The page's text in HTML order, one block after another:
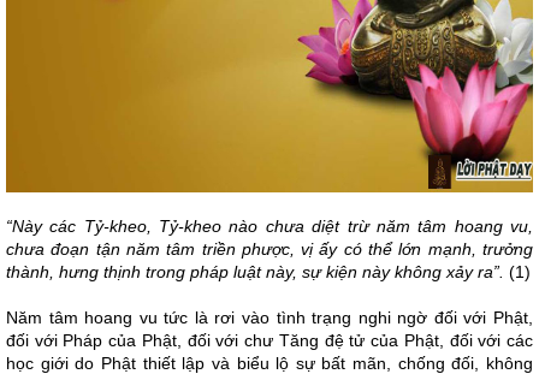
“Này các Tỷ-kheo, Tỷ-kheo nào chưa diệt trừ năm tâm hoang vu,
chưa đoạn tận năm tâm triền phược, vị ấy có thể lớn mạnh, trưởng
thành, hưng thịnh trong pháp luật này, sự kiện này không xảy ra”. (1)
Năm tâm hoang vu tức là rơi vào tình trạng nghi ngờ đối với Phật,
đối với Pháp của Phật, đối với chư Tăng đệ tử của Phật, đối với các
học giới do Phật thiết lập và biểu lộ sự bất mãn, chống đối, không